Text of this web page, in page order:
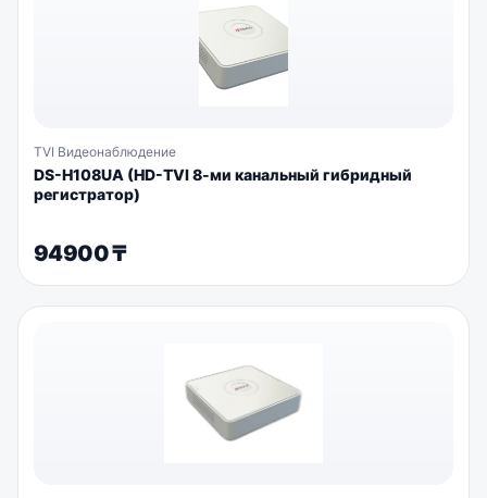
TVI Видеонаблюдение
DS-H108UA (HD-TVI 8-ми канальный гибридный
регистратор)
94900₸